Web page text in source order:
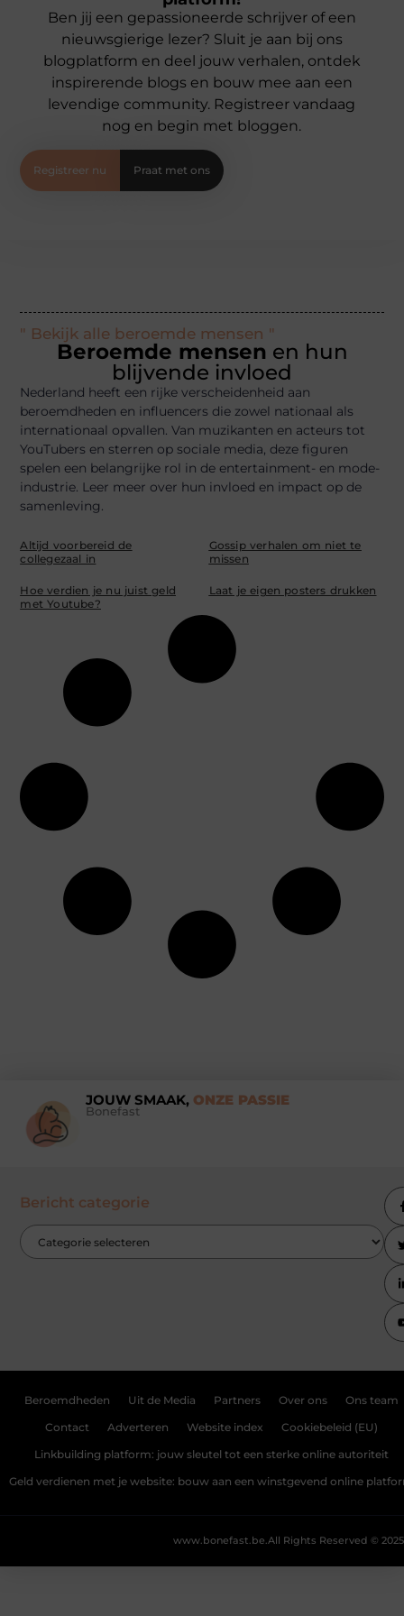
Ben jij een gepassioneerde schrijver of een
nieuwsgierige lezer? Sluit je aan bij ons
blogplatform en deel jouw verhalen, ontdek
inspirerende blogs en bouw mee aan een
levendige community. Registreer vandaag
nog en begin met bloggen.
Registreer nu Praat met ons
" Bekijk alle beroemde mensen "
Beroemde mensen en hun
blijvende invloed
Nederland heeft een rijke verscheidenheid aan
beroemdheden en influencers die zowel nationaal als
internationaal opvallen. Van muzikanten en acteurs tot
YouTubers en sterren op sociale media, deze figuren
spelen een belangrijke rol in de entertainment- en mode-
industrie. Leer meer over hun invloed en impact op de
samenleving.
Altijd voorbereid de
collegezaal in
Gossip verhalen om niet te
missen
Hoe verdien je nu juist geld
met Youtube?
Laat je eigen posters drukken
JOUW SMAAK, ONZE PASSIE
Bonefast
Bericht categorie
Beroemdheden Uit de Media Partners Over ons Ons team
Contact Adverteren Website index Cookiebeleid (EU)
Linkbuilding platform: jouw sleutel tot een sterke online autoriteit
Geld verdienen met je website: bouw aan een winstgevend online
All Rights Reserved © 2025
www.bonefast.be.